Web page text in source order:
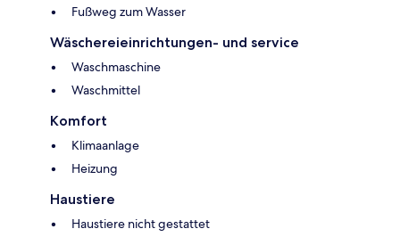
Fußweg zum Wasser
Wäschereieinrichtungen- und service
Waschmaschine
Waschmittel
Komfort
Klimaanlage
Heizung
Haustiere
Haustiere nicht gestattet